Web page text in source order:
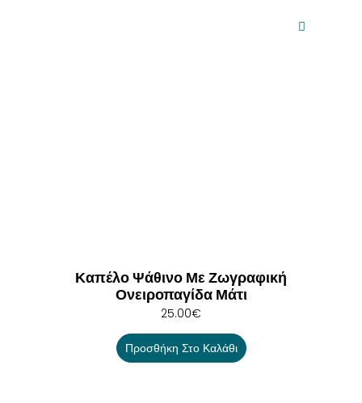
Καπέλο Ψάθινο Με Ζωγραφική
Ονειροπαγίδα Μάτι
25.00€
Προσθήκη Στο Καλάθι